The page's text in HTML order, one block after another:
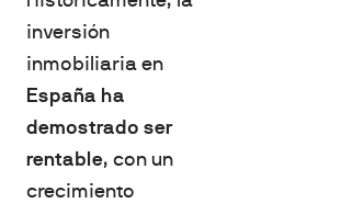
inversión
inmobiliaria en
España ha
demostrado ser
rentable, con un
crecimiento